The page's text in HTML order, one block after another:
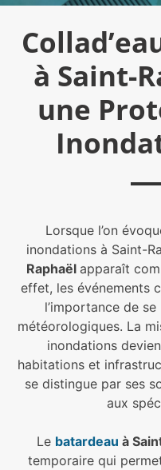
à Saint-
une
Lorsque l’on
inondations à Saint-
Raphaël apparaît
effet, les événements
l’importance de
météorologiques. La
inondations
habitations et
se distingue par ses
aux
Le batardeau à
temporaire qui